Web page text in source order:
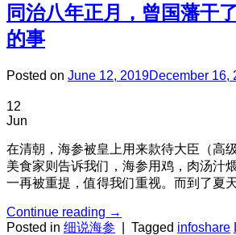
同治八年正月，曾国藩干
的事
Posted on June 12, 2019December 16,
12
Jun
在清朝，海参被皇上用来款待大臣（高
美食家则告诉我们，海参用鸡，肉汤汁
一再被重提，值得我们重视。而到了夏
Continue reading →
Posted in 细说海参 Tagged infoshare